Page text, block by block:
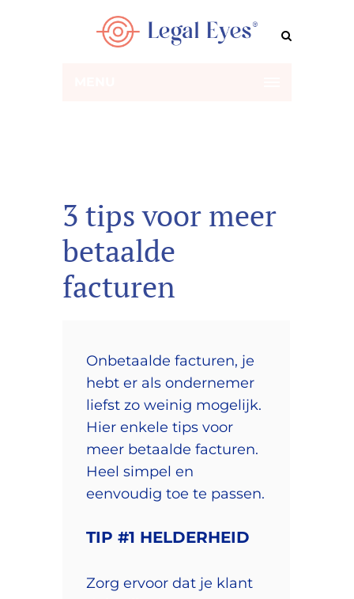
3 tips voor meer
betaalde
facturen
Onbetaalde facturen, je
hebt er als ondernemer
liefst zo weinig mogelijk.
Hier enkele tips voor
meer betaalde facturen.
Heel simpel en
eenvoudig toe te passen.
TIP #1 HELDERHEID
Zorg ervoor dat je klant